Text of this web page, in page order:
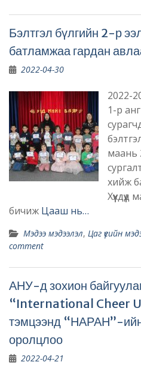
Бэлтгэл бүлгийн 2-р
батламжаа гардан
2022-04-30
2022-
1-р
маань
хийж
бичиж Цааш нь…
Мэдээ мэдээлэл, Цаг үеийн
comment
АНУ-д зохион
“International Cheer
тэмцээнд “НАРАН”-
оролцлоо
2022-04-21